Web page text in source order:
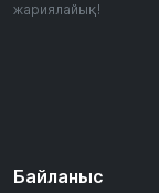
жариялайық!
Байланыс